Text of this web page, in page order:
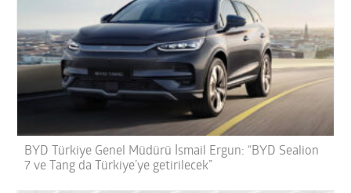
BYD Türkiye Genel Müdürü İsmail Ergun: “BYD Sealion
7 ve Tang da Türkiye’ye getirilecek”